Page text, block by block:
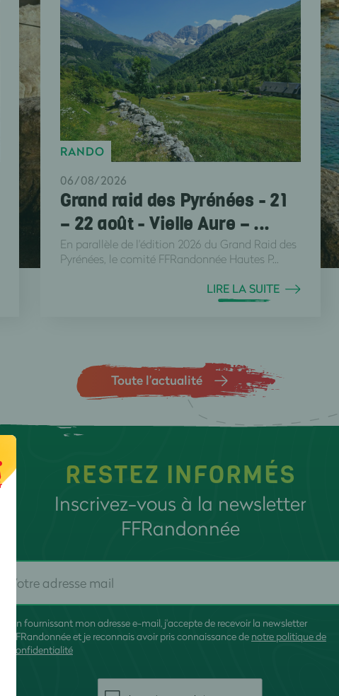
RANDO
06/08/2026
Grand raid des Pyrénées - 21
– 22 août - Vielle Aure – ...
En parallèle de l'édition 2026 du Grand Raid des
Pyrénées, le comité FFRandonnée Hautes P...
LIRE LA SUITE
Toute l’actualité
RESTEZ INFORMÉS
Inscrivez-vous à la newsletter
FFRandonnée
En fournissant mon adresse e-mail, j'accepte de recevoir la newsletter
FFRandonnée et je reconnais avoir pris connaissance de notre politique de
confidentialité